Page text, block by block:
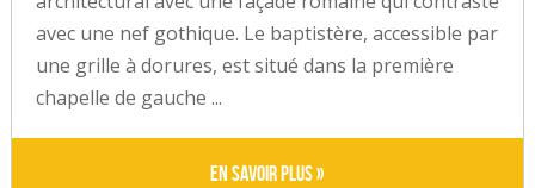
avec une nef gothique. Le baptistère, accessible par
une grille à dorures, est situé dans la première
chapelle de gauche ...
En savoir plus »